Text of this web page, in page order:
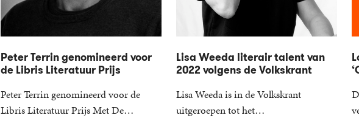
Peter Terrin genomineerd voor
de Libris Literatuur Prijs
Peter Terrin genomineerd voor de
Libris Literatuur Prijs Met De…
Lisa Weeda literair talent van
2022 volgens de Volkskrant
Lisa Weeda is in de Volkskrant
uitgeroepen tot het…